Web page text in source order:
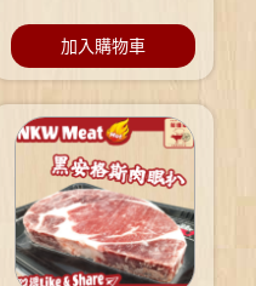
加入購物車